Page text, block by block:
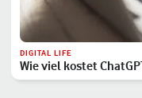
DIGITAL LIFE
Wie viel kostet